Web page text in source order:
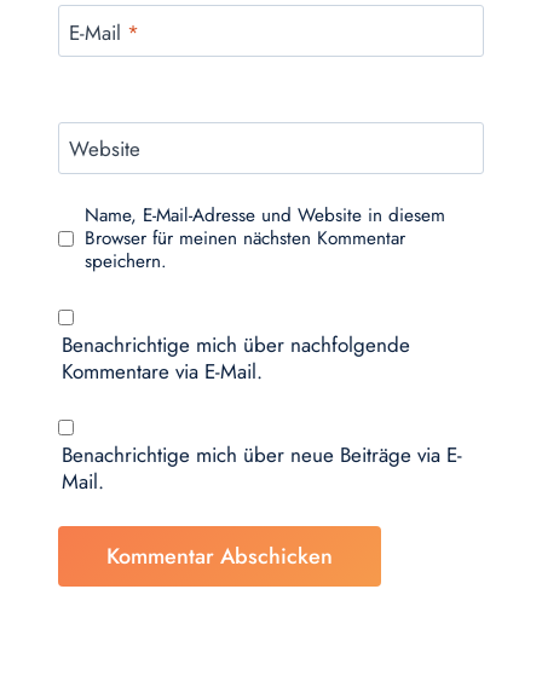
E-Mail *
Website
Name, E-Mail-Adresse und Website in diesem
Browser für meinen nächsten Kommentar
speichern.
Benachrichtige mich über nachfolgende
Kommentare via E-Mail.
Benachrichtige mich über neue Beiträge via E-
Mail.